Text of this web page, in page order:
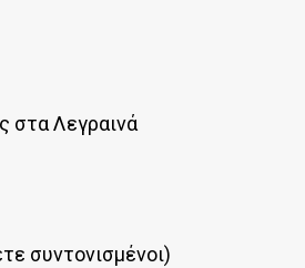
στα Λεγραινά
συντονισμένοι)